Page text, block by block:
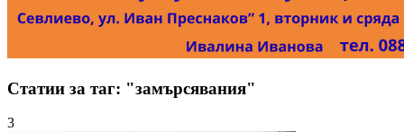
Статии за таг: "замърсявания"
3